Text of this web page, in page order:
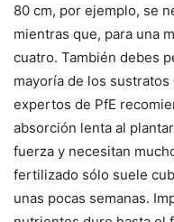
80 cm, por ejemplo, se
mientras que, para una
cuatro. También debes
mayoría de los
expertos de PfE
absorción lenta al
fuerza y necesitan
fertilizado sólo suele
unas pocas semanas.